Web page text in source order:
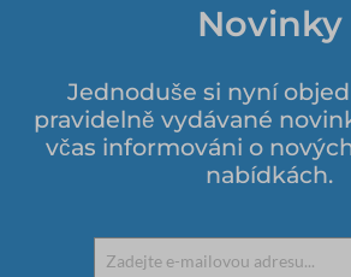
Novinky
Jednoduše si nyní
pravidelně vydávané
včas informováni o
nabídkách.